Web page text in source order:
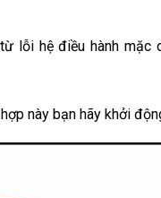
lỗi hệ điều hành mặc
này bạn hãy khởi